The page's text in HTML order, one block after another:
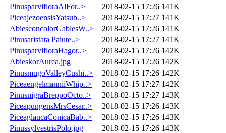
PinusparvifloraAlFor..>
2018-02-15 17:26 141K
PiceajezoensisYatsub..>
2018-02-15 17:27 141K
AbiesconcolorGablesW..>
2018-02-15 17:26 141K
Pinusaristata Paiute..>
2018-02-15 17:27 141K
PinusparvifloraHagor..>
2018-02-15 17:26 142K
AbieskorAurea.jpg
2018-02-15 17:26 142K
PinusmugoValleyCushi..>
2018-02-15 17:26 142K
PiceaengelmanniiWhip..>
2018-02-15 17:27 142K
PinusnigraBreppoOcto..>
2018-02-15 17:27 143K
PiceapungensMrsCesar..>
2018-02-15 17:26 143K
PiceaglaucaConicaBab..>
2018-02-15 17:26 143K
PinussylvestrisPolo.jpg
2018-02-15 17:26 143K